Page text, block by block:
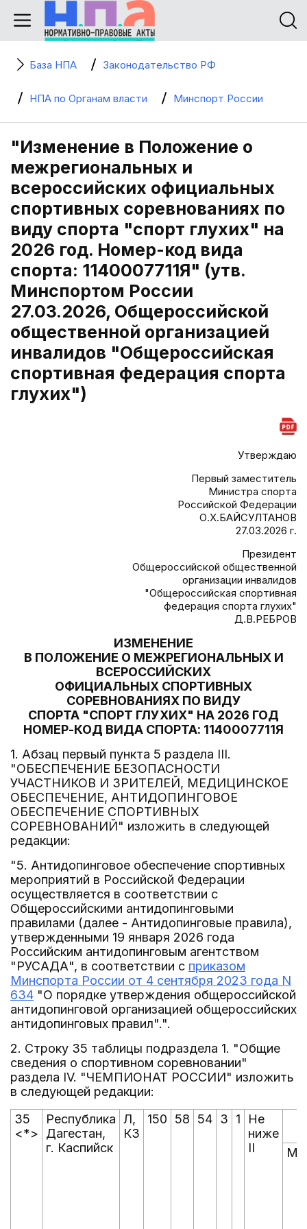
База НПА Законодательство РФ
НПА по Органам власти Минспорт России
"Изменение в Положение о
межрегиональных и
всероссийских официальных
спортивных соревнованиях по
виду спорта "спорт глухих" на
2026 год. Номер-код вида
спорта: 1140007711Я" (утв.
Минспортом России
27.03.2026, Общероссийской
общественной организацией
инвалидов "Общероссийская
спортивная федерация спорта
глухих")
Утверждаю
Первый заместитель
Министра спорта
Российской Федерации
О.Х.БАЙСУЛТАНОВ
27.03.2026 г.
Президент
Общероссийской общественной
организации инвалидов
"Общероссийская спортивная
федерация спорта глухих"
Д.В.РЕБРОВ
ИЗМЕНЕНИЕ
В ПОЛОЖЕНИЕ О МЕЖРЕГИОНАЛЬНЫХ И
ВСЕРОССИЙСКИХ
ОФИЦИАЛЬНЫХ СПОРТИВНЫХ
СОРЕВНОВАНИЯХ ПО ВИДУ
СПОРТА "СПОРТ ГЛУХИХ" НА 2026 ГОД
НОМЕР-КОД ВИДА СПОРТА: 1140007711Я
1. Абзац первый пункта 5 раздела III.
"ОБЕСПЕЧЕНИЕ БЕЗОПАСНОСТИ
УЧАСТНИКОВ И ЗРИТЕЛЕЙ, МЕДИЦИНСКОЕ
ОБЕСПЕЧЕНИЕ, АНТИДОПИНГОВОЕ
ОБЕСПЕЧЕНИЕ СПОРТИВНЫХ
СОРЕВНОВАНИЙ" изложить в следующей
редакции:
"5. Антидопинговое обеспечение спортивных
мероприятий в Российской Федерации
осуществляется в соответствии с
Общероссийскими антидопинговыми
правилами (далее - Антидопинговые правила),
утвержденными 19 января 2026 года
Российским антидопинговым агентством
"РУСАДА", в соответствии с приказом
Минспорта России от 4 сентября 2023 года N
634 "О порядке утверждения общероссийской
антидопинговой организацией общероссийских
антидопинговых правил".".
2. Строку 35 таблицы подраздела 1. "Общие
сведения о спортивном соревновании"
раздела IV. "ЧЕМПИОНАТ РОССИИ" изложить
в следующей редакции:
35
<*>
Республика
Дагестан,
г. Каспийск
Л,
КЗ
150 58 54 3 1
Не
ниже
II